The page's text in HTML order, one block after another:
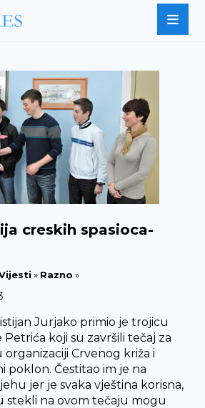
creskih spasioca-
» Razno »
Jurjako primio je trojicu
Petrića koji su završili tečaj za
organizaciji Crvenog križa i
poklon. Čestitao im je na
jer je svaka vještina korisna,
stekli na ovom tečaju mogu